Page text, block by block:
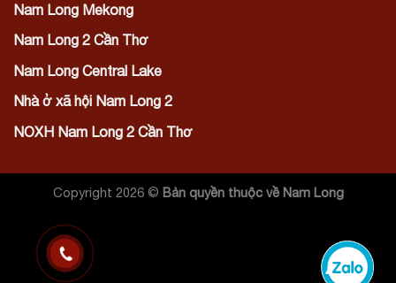
Nam Long Mekong
Nam Long 2 Cần Thơ
Nam Long Central Lake
Nhà ở xã hội Nam Long 2
NOXH Nam Long 2 Cần Thơ
Copyright 2026 © Bản quyền thuộc về Nam Long